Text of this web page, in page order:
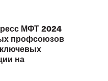
МФТ 2024
профсоюзов
на